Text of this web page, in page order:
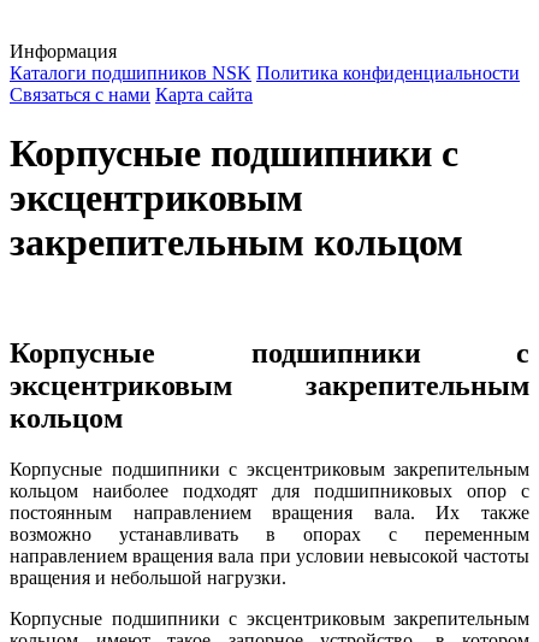
Информация
Каталоги подшипников NSK Политика конфиденциальности
Связаться с нами Карта сайта
Корпусные подшипники с
эксцентриковым
закрепительным кольцом
Корпусные подшипники с
эксцентриковым закрепительным
кольцом
Корпусные подшипники с эксцентриковым закрепительным
кольцом наиболее подходят для подшипниковых опор с
постоянным направлением вращения вала. Их также
возможно устанавливать в опорах с переменным
направлением вращения вала при условии невысокой частоты
вращения и небольшой нагрузки.
Корпусные подшипники с эксцентриковым закрепительным